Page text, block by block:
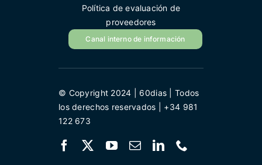
Política de evaluación de
proveedores
Canal interno de información
© Copyright 2024 | 60dias | Todos
los derechos reservados | +34 981
122 673